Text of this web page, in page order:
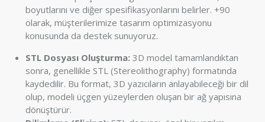
boyutlarını ve diğer spesifikasyonlarını belirler. +90
olarak, müşterilerimize tasarım optimizasyonu
konusunda da destek sunuyoruz.
STL Dosyası Oluşturma: 3D model tamamlandıktan
sonra, genellikle STL (Stereolithography) formatında
kaydedilir. Bu format, 3D yazıcıların anlayabileceği bir dil
olup, modeli üçgen yüzeylerden oluşan bir ağ yapısına
dönüştürür.